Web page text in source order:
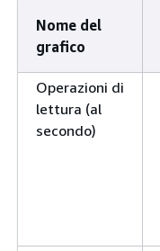
Nome del
grafico
Operazioni di
lettura (al
secondo)